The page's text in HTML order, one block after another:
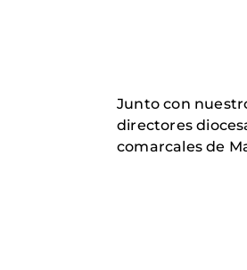
Junto con
directores
comarcales de